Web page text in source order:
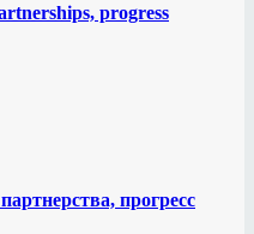
progress
прогресс